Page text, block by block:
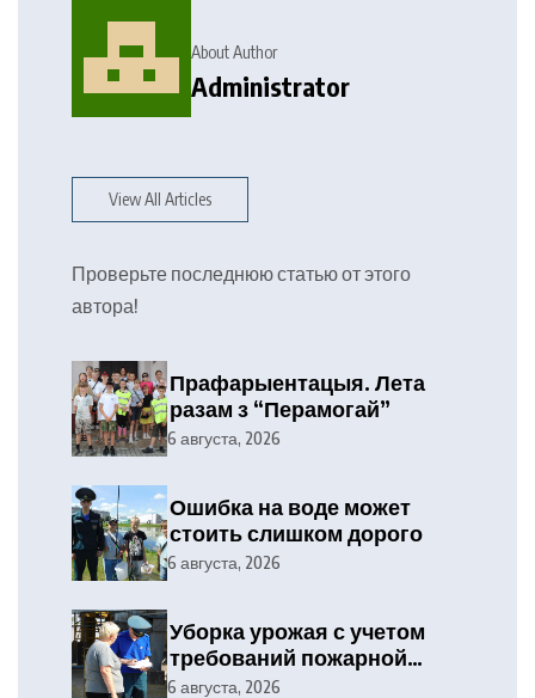
About Author
Administrator
View All Articles
Проверьте последнюю статью от этого
автора!
Прафарыентацыя. Лета
разам з “Перамогай”
6 августа, 2026
Ошибка на воде может
стоить слишком дорого
6 августа, 2026
Уборка урожая с учетом
требований пожарной
безопасности
6 августа, 2026